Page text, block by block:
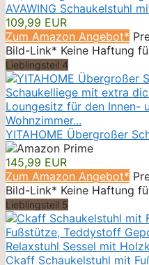
AVAWING Schaukelstuhl
109,99 EUR
Zum Amazon Angebot*
Bild-Link* Keine Haftung
Lieblingsteil 4
YITAHOME Übergroßer
145,99 EUR
Zum Amazon Angebot*
Bild-Link* Keine Haftung
Lieblingsteil 5
Ckaff Schaukelstuhl mit